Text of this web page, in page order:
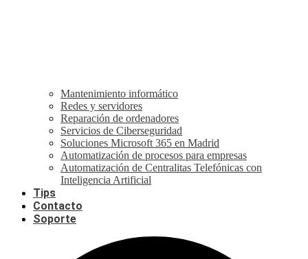
Mantenimiento informático
Redes y servidores
Reparación de ordenadores
Servicios de Ciberseguridad
Soluciones Microsoft 365 en Madrid
Automatización de procesos para empresas
Automatización de Centralitas Telefónicas con
Inteligencia Artificial
Tips
Contacto
Soporte